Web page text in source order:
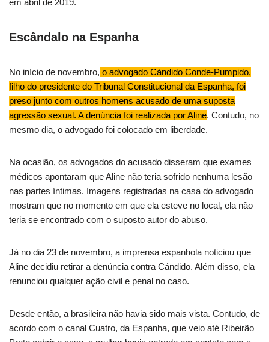
em abril de 2019.
Escândalo na Espanha
No início de novembro, o advogado Cándido Conde-Pumpido,
filho do presidente do Tribunal Constitucional da Espanha, foi
preso junto com outros homens acusado de uma suposta
agressão sexual. A denúncia foi realizada por Aline. Contudo, no
mesmo dia, o advogado foi colocado em liberdade.
Na ocasião, os advogados do acusado disseram que exames
médicos apontaram que Aline não teria sofrido nenhuma lesão
nas partes íntimas. Imagens registradas na casa do advogado
mostram que no momento em que ela esteve no local, ela não
teria se encontrado com o suposto autor do abuso.
Já no dia 23 de novembro, a imprensa espanhola noticiou que
Aline decidiu retirar a denúncia contra Cándido. Além disso, ela
renunciou qualquer ação civil e penal no caso.
Desde então, a brasileira não havia sido mais vista. Contudo, de
acordo com o canal Cuatro, da Espanha, que veio até Ribeirão